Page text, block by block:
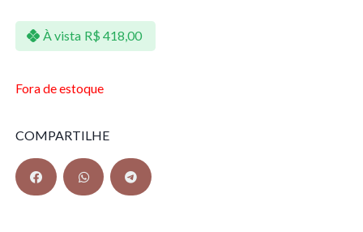
À vista R$ 418,00
Fora de estoque
COMPARTILHE